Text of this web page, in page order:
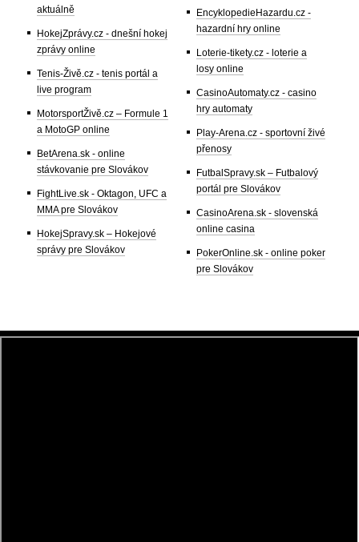
aktuálně
HokejZprávy.cz - dnešní hokej
zprávy online
Tenis-Živě.cz - tenis portál a
live program
MotorsportŽivě.cz – Formule 1
a MotoGP online
BetArena.sk - online
stávkovanie pre Slovákov
FightLive.sk - Oktagon, UFC a
MMA pre Slovákov
HokejSpravy.sk – Hokejové
správy pre Slovákov
EncyklopedieHazardu.cz -
hazardní hry online
Loterie-tikety.cz - loterie a
losy online
CasinoAutomaty.cz - casino
hry automaty
Play-Arena.cz - sportovní živé
přenosy
FutbalSpravy.sk – Futbalový
portál pre Slovákov
CasinoArena.sk - slovenská
online casina
PokerOnline.sk - online poker
pre Slovákov